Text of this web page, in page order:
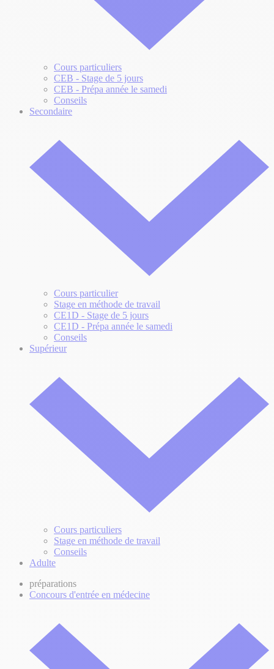
Cours particuliers
CEB - Stage de 5 jours
CEB - Prépa année le samedi
Conseils
Secondaire
Cours particulier
Stage en méthode de travail
CE1D - Stage de 5 jours
CE1D - Prépa année le samedi
Conseils
Supérieur
Cours particuliers
Stage en méthode de travail
Conseils
Adulte
préparations
Concours d'entrée en médecine